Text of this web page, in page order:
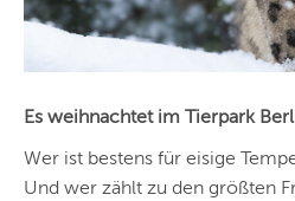
Es weihnachtet im Tierpark
Wer ist bestens für eisige
Und wer zählt zu den größten